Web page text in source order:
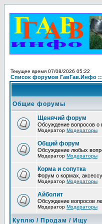
Текущее время 07/08/2026 05:22
Список форумов ГавГав.Инфо
Общие форумы
Щенячий форум
Обсуждение вопросов о
Модератор Модераторы
Общий форум
Обсуждение любых
Модератор Модераторы
Корма и сопутка
Форум о кормах,
Модератор Модераторы
Айболит
Обсуждение вопросов
Модератор Модераторы
Куплю / Продам / Ищу